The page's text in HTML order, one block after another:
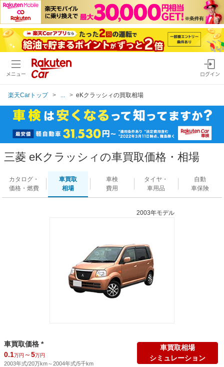
メニュー ログイン
楽天Carトップ eKクラッシィの買取相場
三菱 eKクラッシィの車買取価格・相場
カタログ・
価格・燃費
車買取
相場
車検
費用
タイヤ・
車用品
自動
車保険
2003年モデル
車買取価格 *
0.1万円 ～5万円
2003年式/20万km～2004年式/5千km
車買取相場
シミュレーション